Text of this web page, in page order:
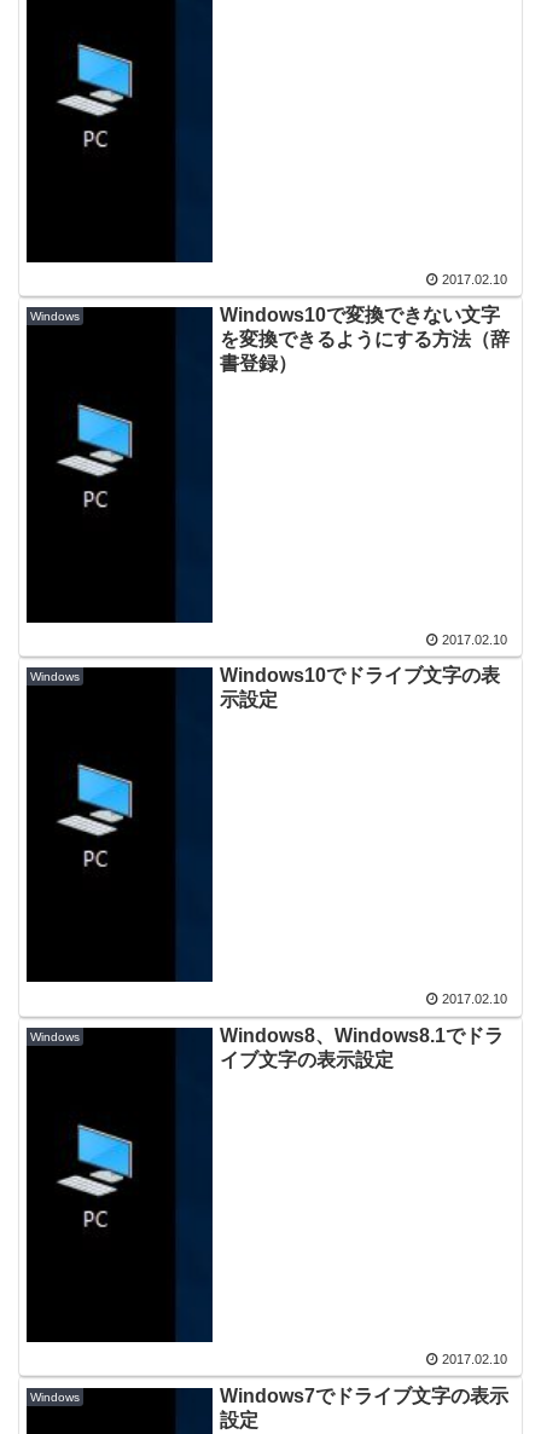
2017.02.10
Windows
Windows10で変換できない文字
を変換できるようにする方法（辞
書登録）
2017.02.10
Windows
Windows10でドライブ文字の表
示設定
2017.02.10
Windows
Windows8、Windows8.1でドラ
イブ文字の表示設定
2017.02.10
Windows
Windows7でドライブ文字の表示
設定